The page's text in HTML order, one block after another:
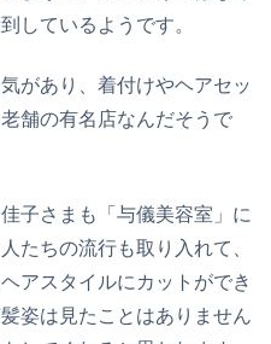
しているようです。
があり、着付けやヘアセッ
舗の有名店なんだそうで
子さまも「与儀美容室」に
たちの流行も取り入れて、
アスタイルにカットができ
姿は見たことはありません